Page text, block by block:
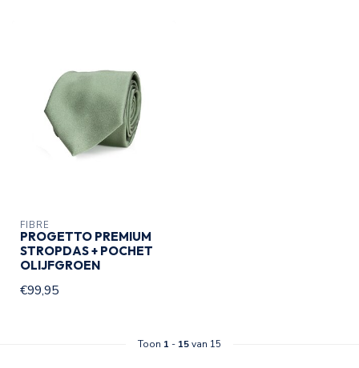
FIBRE
PROGETTO PREMIUM
STROPDAS + POCHET
OLIJFGROEN
€99,95
Toon 1 - 15van 15